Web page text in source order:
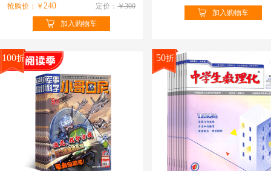
抢购价：￥ 240 定价： ￥300
加入购物车
加入购物车
100折 50折